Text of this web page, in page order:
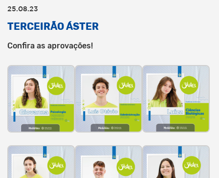
25.08.23
TERCEIRÃO ÁSTER
Confira as aprovações!